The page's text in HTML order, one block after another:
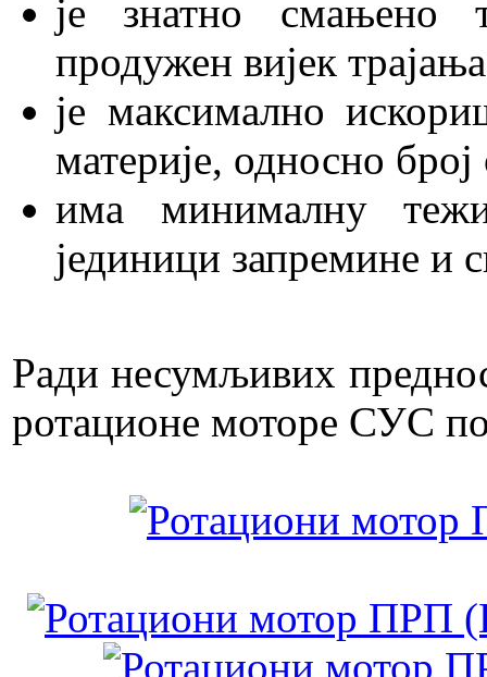
је знатно смањено
продужен вијек
је максимално
материје, односно број
има минималну
јединици запремине и
Ради несумљивих
ротационе моторе СУС